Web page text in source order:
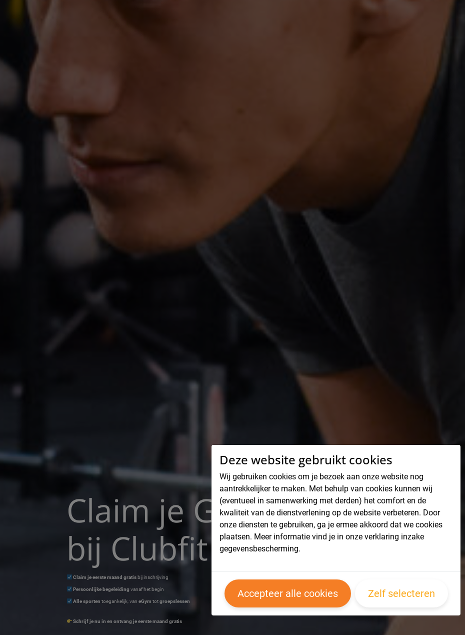
Deze website gebruikt cookies
Wij gebruiken cookies om je bezoek aan onze website nog
aantrekkelijker te maken. Met behulp van cookies kunnen wij
(eventueel in samenwerking met derden) het comfort en de
kwaliteit van de dienstverlening op de website verbeteren. Door
onze diensten te gebruiken, ga je ermee akkoord dat we cookies
plaatsen. Meer informatie vind je in onze verklaring inzake
gegevensbescherming.
Accepteer alle cookies Zelf selecteren
Claim je Gratis Maand
bij Clubfit Enschede
Claim je eerste maand gratis bij inschrijving
Persoonlijke begeleiding vanaf het begin
Alle sporten toegankelijk, vaneGym totgroepslessen
Schrijf je nu in en ontvang je eerste maand gratis